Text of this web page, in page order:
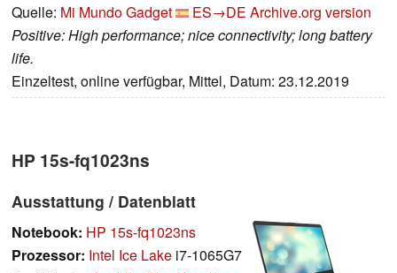
Quelle: Mi Mundo Gadget ES→DE Archive.org version
Positive: High performance; nice connectivity; long battery
life.
Einzeltest, online verfügbar, Mittel, Datum: 23.12.2019
HP 15s-fq1023ns
Ausstattung / Datenblatt
Notebook: HP 15s-fq1023ns
Prozessor: Intel Ice Lake i7-1065G7